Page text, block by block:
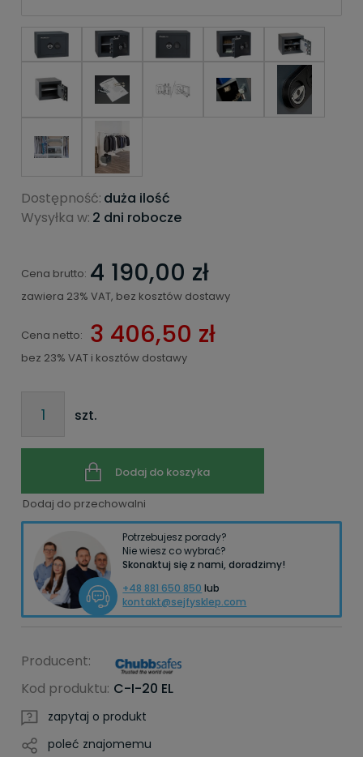
Dostępność: duża ilość
Wysyłka w: 2 dni robocze
Cena brutto: 4 190,00 zł
zawiera 23% VAT, bez kosztów dostawy
Cena netto: 3 406,50 zł
bez 23% VAT i kosztów dostawy
szt.
Dodaj do koszyka
Dodaj do przechowalni
Potrzebujesz porady?
Nie wiesz co wybrać?
Skonaktuj się z nami, doradzimy!
+48 881 650 850 lub
kontakt@sejfysklep.com
Producent:
Kod produktu: C-I-20 EL
zapytaj o produkt
poleć znajomemu